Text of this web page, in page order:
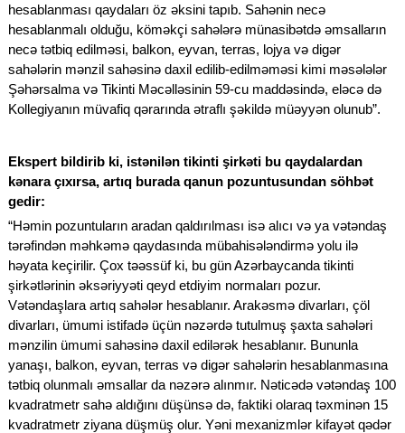
hesablanması qaydaları öz əksini tapıb. Sahənin necə
hesablanmalı olduğu, köməkçi sahələrə münasibətdə əmsalların
necə tətbiq edilməsi, balkon, eyvan, terras, lojya və digər
sahələrin mənzil sahəsinə daxil edilib-edilməməsi kimi məsələlər
Şəhərsalma və Tikinti Məcəlləsinin 59-cu maddəsində, eləcə də
Kollegiyanın müvafiq qərarında ətraflı şəkildə müəyyən olunub”.
Ekspert bildirib ki, istənilən tikinti şirkəti bu qaydalardan
kənara çıxırsa, artıq burada qanun pozuntusundan söhbət
gedir:
“Həmin pozuntuların aradan qaldırılması isə alıcı və ya vətəndaş
tərəfindən məhkəmə qaydasında mübahisələndirmə yolu ilə
həyata keçirilir. Çox təəssüf ki, bu gün Azərbaycanda tikinti
şirkətlərinin əksəriyyəti qeyd etdiyim normaları pozur.
Vətəndaşlara artıq sahələr hesablanır. Arakəsmə divarları, çöl
divarları, ümumi istifadə üçün nəzərdə tutulmuş şaxta sahələri
mənzilin ümumi sahəsinə daxil edilərək hesablanır. Bununla
yanaşı, balkon, eyvan, terras və digər sahələrin hesablanmasına
tətbiq olunmalı əmsallar da nəzərə alınmır. Nəticədə vətəndaş 100
kvadratmetr sahə aldığını düşünsə də, faktiki olaraq təxminən 15
kvadratmetr ziyana düşmüş olur. Yəni mexanizmlər kifayət qədər